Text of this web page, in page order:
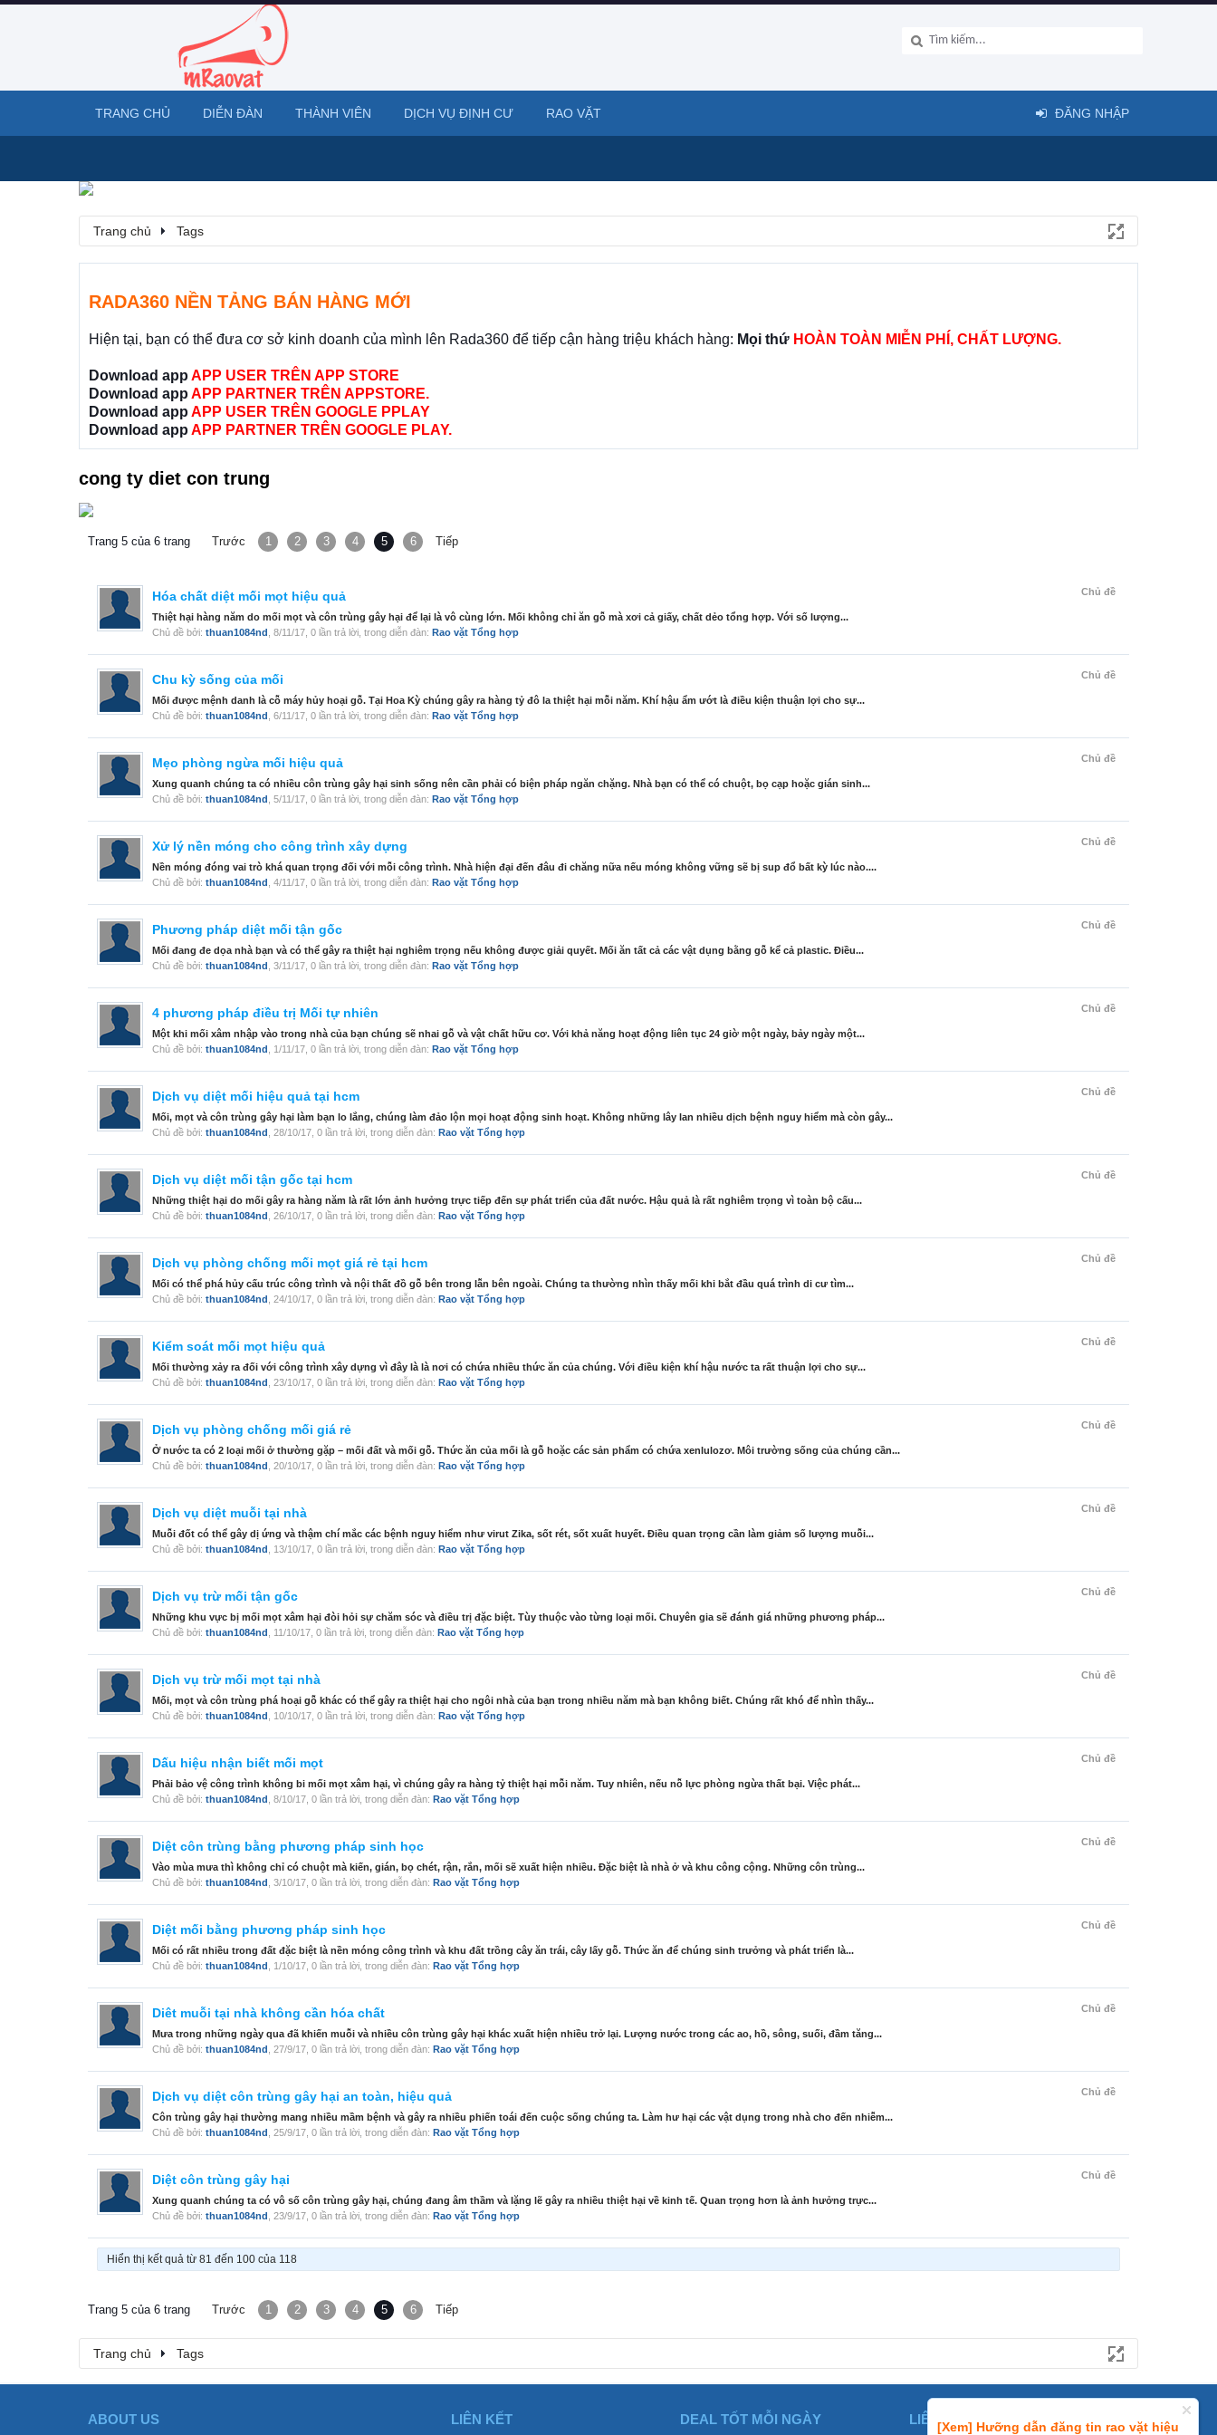
Trang chủ Tags
RADA360 NỀN TẢNG BÁN HÀNG MỚI
Hiện tại, bạn có thể đưa cơ sở kinh doanh của mình lên Rada360 để tiếp cận hàng triệu khách hàng: Mọi thứ HOÀN TOÀN MIỄN PHÍ, CHẤT LƯỢNG.
Download app APP USER TRÊN APP STORE
Download app APP PARTNER TRÊN APPSTORE.
Download app APP USER TRÊN GOOGLE PPLAY
Download app APP PARTNER TRÊN GOOGLE PLAY.
[Xem] Hưỡng dẫn đăng tin rao vặt hiệu
cong ty diet con trung
Trang 5 của 6 trang Trước 1 2 3 4 5 6 Tiếp
Chủ đề
Hóa chất diệt mối mọt hiệu quả
Thiệt hại hàng năm do mối mọt và côn trùng gây hại để lại là vô cùng lớn. Mối không chỉ ăn gỗ mà xơi cả giấy, chất dẻo tổng hợp. Với số lượng...
Chủ đề bởi: thuan1084nd 8/11/17 , 0 lần trả lời, trong diễn đàn: Rao vặt Tổng hợp
Chủ đề
Chu kỳ sống của mối
Mối được mệnh danh là cỗ máy hủy hoại gỗ. Tại Hoa Kỳ chúng gây ra hàng tỷ đô la thiệt hại mỗi năm. Khí hậu ẩm ướt là điều kiện thuận lợi cho sự...
Chủ đề bởi: thuan1084nd 6/11/17 , 0 lần trả lời, trong diễn đàn: Rao vặt Tổng hợp
Chủ đề
Mẹo phòng ngừa mối hiệu quả
Xung quanh chúng ta có nhiều côn trùng gây hại sinh sống nên cần phải có biện pháp ngăn chặng. Nhà bạn có thể có chuột, bọ cạp hoặc gián sinh...
Chủ đề bởi: thuan1084nd 5/11/17 , 0 lần trả lời, trong diễn đàn: Rao vặt Tổng hợp
Chủ đề
Xử lý nền móng cho công trình xây dựng
Nền móng đóng vai trò khá quan trọng đối với mỗi công trình. Nhà hiện đại đến đâu đi chăng nữa nếu móng không vững sẽ bị sup đổ bất kỳ lúc nào....
Chủ đề bởi: thuan1084nd 4/11/17 , 0 lần trả lời, trong diễn đàn: Rao vặt Tổng hợp
Chủ đề
Phương pháp diệt mối tận gốc
Mối đang đe dọa nhà bạn và có thể gây ra thiệt hại nghiêm trọng nếu không được giải quyết. Mối ăn tất cả các vật dụng bằng gỗ kể cả plastic. Điều...
Chủ đề bởi: thuan1084nd 3/11/17 , 0 lần trả lời, trong diễn đàn: Rao vặt Tổng hợp
Chủ đề
4 phương pháp điều trị Mối tự nhiên
Một khi mối xâm nhập vào trong nhà của bạn chúng sẽ nhai gỗ và vật chất hữu cơ. Với khả năng hoạt động liên tục 24 giờ một ngày, bảy ngày một...
Chủ đề bởi: thuan1084nd 1/11/17 , 0 lần trả lời, trong diễn đàn: Rao vặt Tổng hợp
Chủ đề
Dịch vụ diệt mối hiệu quả tại hcm
Mối, mọt và côn trùng gây hại làm bạn lo lắng, chúng làm đảo lộn mọi hoạt động sinh hoạt. Không những lây lan nhiều dịch bệnh nguy hiểm mà còn gây...
Chủ đề bởi: thuan1084nd 28/10/17 , 0 lần trả lời, trong diễn đàn: Rao vặt Tổng hợp
Chủ đề
Dịch vụ diệt mối tận gốc tại hcm
Những thiệt hại do mối gây ra hàng năm là rất lớn ảnh hưởng trực tiếp đến sự phát triển của đất nước. Hậu quả là rất nghiêm trọng vì toàn bộ cấu...
Chủ đề bởi: thuan1084nd 26/10/17 , 0 lần trả lời, trong diễn đàn: Rao vặt Tổng hợp
Chủ đề
Dịch vụ phòng chống mối mọt giá rẻ tại hcm
Mối có thể phá hủy cấu trúc công trình và nội thất đồ gỗ bên trong lẫn bên ngoài. Chúng ta thường nhìn thấy mối khi bắt đầu quá trình di cư tìm...
Chủ đề bởi: thuan1084nd 24/10/17 , 0 lần trả lời, trong diễn đàn: Rao vặt Tổng hợp
Chủ đề
Kiểm soát mối mọt hiệu quả
Mối thường xảy ra đối với công trình xây dựng vì đây là là nơi có chứa nhiều thức ăn của chúng. Với điều kiện khí hậu nước ta rất thuận lợi cho sự...
Chủ đề bởi: thuan1084nd 23/10/17 , 0 lần trả lời, trong diễn đàn: Rao vặt Tổng hợp
Chủ đề
Dịch vụ phòng chống mối giá rẻ
Ở nước ta có 2 loại mối ở thường gặp – mối đất và mối gỗ. Thức ăn của mối là gỗ hoặc các sản phẩm có chứa xenlulozơ. Môi trường sống của chúng cần...
Chủ đề bởi: thuan1084nd 20/10/17 , 0 lần trả lời, trong diễn đàn: Rao vặt Tổng hợp
Chủ đề
Dịch vụ diệt muỗi tại nhà
Muỗi đốt có thể gây dị ứng và thậm chí mắc các bệnh nguy hiểm như virut Zika, sốt rét, sốt xuất huyết. Điều quan trọng cần làm giảm số lượng muỗi...
Chủ đề bởi: thuan1084nd 13/10/17 , 0 lần trả lời, trong diễn đàn: Rao vặt Tổng hợp
Chủ đề
Dịch vụ trừ mối tận gốc
Những khu vực bị mối mọt xâm hại đòi hỏi sự chăm sóc và điều trị đặc biệt. Tùy thuộc vào từng loại mối. Chuyên gia sẽ đánh giá những phương pháp...
Chủ đề bởi: thuan1084nd 11/10/17 , 0 lần trả lời, trong diễn đàn: Rao vặt Tổng hợp
Chủ đề
Dịch vụ trừ mối mọt tại nhà
Mối, mọt và côn trùng phá hoại gỗ khác có thể gây ra thiệt hại cho ngôi nhà của bạn trong nhiều năm mà bạn không biết. Chúng rất khó để nhìn thấy...
Chủ đề bởi: thuan1084nd 10/10/17 , 0 lần trả lời, trong diễn đàn: Rao vặt Tổng hợp
Chủ đề
Dấu hiệu nhận biết mối mọt
Phải bảo vệ công trình không bi mối mọt xâm hại, vì chúng gây ra hàng tỷ thiệt hại mỗi năm. Tuy nhiên, nếu nỗ lực phòng ngừa thất bại. Việc phát...
Chủ đề bởi: thuan1084nd 8/10/17 , 0 lần trả lời, trong diễn đàn: Rao vặt Tổng hợp
Chủ đề
Diệt côn trùng bằng phương pháp sinh học
Vào mùa mưa thì không chỉ có chuột mà kiến, gián, bọ chét, rận, rắn, mối sẽ xuất hiện nhiều. Đặc biệt là nhà ở và khu công cộng. Những côn trùng...
Chủ đề bởi: thuan1084nd 3/10/17 , 0 lần trả lời, trong diễn đàn: Rao vặt Tổng hợp
Chủ đề
Diệt mối bằng phương pháp sinh học
Mối có rất nhiều trong đất đặc biệt là nền móng công trình và khu đất trồng cây ăn trái, cây lấy gỗ. Thức ăn để chúng sinh trưởng và phát triển là...
Chủ đề bởi: thuan1084nd 1/10/17 , 0 lần trả lời, trong diễn đàn: Rao vặt Tổng hợp
Chủ đề
Diêt muỗi tại nhà không cần hóa chất
Mưa trong những ngày qua đã khiến muỗi và nhiều côn trùng gây hại khác xuất hiện nhiều trở lại. Lượng nước trong các ao, hồ, sông, suối, đầm tăng...
Chủ đề bởi: thuan1084nd 27/9/17 , 0 lần trả lời, trong diễn đàn: Rao vặt Tổng hợp
Chủ đề
Dịch vụ diệt côn trùng gây hại an toàn, hiệu quả
Côn trùng gây hại thường mang nhiều mầm bệnh và gây ra nhiều phiến toái đến cuộc sống chúng ta. Làm hư hại các vật dụng trong nhà cho đến nhiễm...
Chủ đề bởi: thuan1084nd 25/9/17 , 0 lần trả lời, trong diễn đàn: Rao vặt Tổng hợp
Chủ đề
Diệt côn trùng gây hại
Xung quanh chúng ta có vô số côn trùng gây hại, chúng đang âm thầm và lặng lẽ gây ra nhiều thiệt hại về kinh tế. Quan trọng hơn là ảnh hưởng trực...
Chủ đề bởi: thuan1084nd 23/9/17 , 0 lần trả lời, trong diễn đàn: Rao vặt Tổng hợp
Hiển thị kết quả từ 81 đến 100 của 118
Trang 5 của 6 trang Trước 1 2 3 4 5 6 Tiếp
Trang chủ Tags
TRANG CHỦ DIỄN ĐÀN THÀNH VIÊN DỊCH VỤ ĐỊNH CƯ RAO VẶT ĐĂNG NHẬP
ABOUT US LIÊN KẾT DEAL TỐT MỖI NGÀY LIÊN HỆ